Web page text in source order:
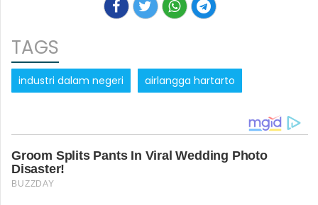
TAGS
industri dalam negeri airlangga hartarto